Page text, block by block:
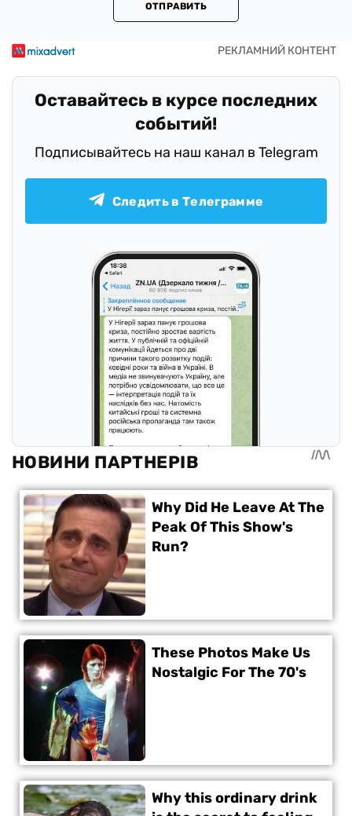
ОТПРАВИТЬ
Оставайтесь в курсе последних
событий!
Подписывайтесь на наш канал в Telegram
Следить в Телеграмме